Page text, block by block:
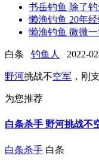
书岳钓鱼 除了
懒渔钓鱼 20年
懒渔钓鱼 微微
白条 钓鱼人 2022-
野河挑战不空军 ，刚
为您推荐
白条杀手 野河挑战不
白条杀手 白条